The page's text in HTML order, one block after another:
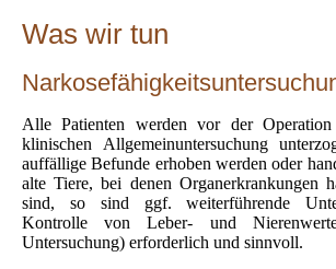
Was wir tun
Alle Patienten werden vor der
klinischen Allgemeinuntersuchung
auffällige Befunde erhoben werden oder
alte Tiere, bei denen Organerkrankungen
sind, so sind ggf. weiterführende
Kontrolle von Leber- und
Untersuchung) erforderlich und sinnvoll.